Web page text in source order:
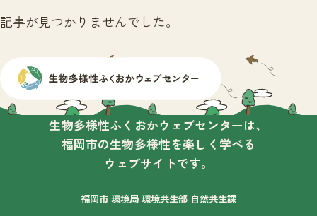
記事が見つかりませんでした。
生物多様性ふくおかウェブセンターは、
福岡市の生物多様性を楽しく学べる
ウェブサイトです。
福岡市 環境局 環境共生部 自然共生課